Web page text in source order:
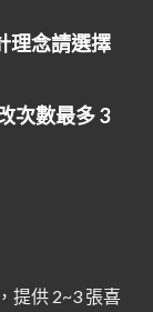
理念請選擇
次數最多 3
提供 2~3 張喜